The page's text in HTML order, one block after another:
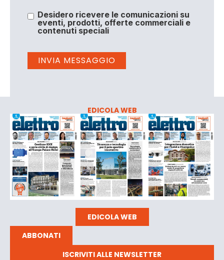
Desidero ricevere le comunicazioni su
eventi, prodotti, offerte commerciali e
contenuti speciali
EDICOLA WEB
EDICOLA WEB
ABBONATI
ISCRIVITI ALLE NEWSLETTER